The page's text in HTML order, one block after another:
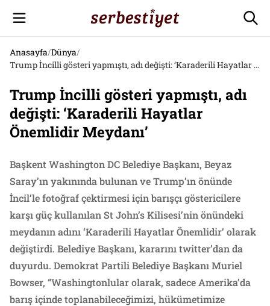
Anasayfa/Dünya/
Trump İncilli gösteri yapmıştı, adı değişti: ‘Karaderili Hayatlar Önemlidir Meydanı’
Trump İncilli gösteri yapmıştı, adı
değişti: ‘Karaderili Hayatlar
Önemlidir Meydanı’
Başkent Washington DC Belediye Başkanı, Beyaz
Saray’ın yakınında bulunan ve Trump’ın önünde
İncil’le fotoğraf çektirmesi için barışçı göstericilere
karşı güç kullanılan St John’s Kilisesi’nin önündeki
meydanın adını ‘Karaderili Hayatlar Önemlidir’ olarak
değiştirdi. Belediye Başkanı, kararını twitter’dan da
duyurdu. Demokrat Partili Belediye Başkanı Muriel
Bowser, “Washingtonlular olarak, sadece Amerika’da
barış içinde toplanabileceğimizi, hükümetimize